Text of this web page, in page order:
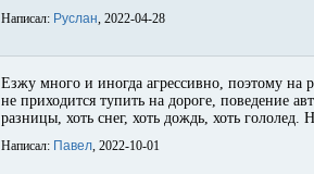
Написал: Руслан, 2022-04-28
Езжу много и иногда агрессивно, поэтому на
не приходится тупить на дороге, поведение
разницы, хоть снег, хоть дождь, хоть
Написал: Павел, 2022-10-01